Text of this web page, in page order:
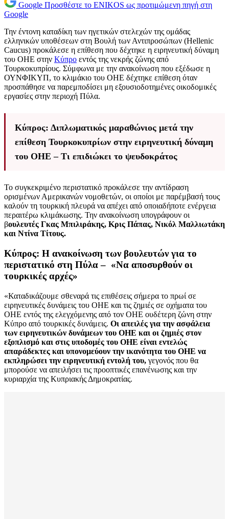
Google Προσθέστε το ENIKOS ως προτιμώμενη πηγή στη
Google
Την έντονη καταδίκη των ηγετικών στελεχών της ομάδας
ελληνικών υποθέσεων στη Βουλή των Αντιπροσώπων (Hellenic
Caucus) προκάλεσε η επίθεση που δέχτηκε η ειρηνευτική δύναμη
του ΟΗΕ στην Κύπρο εντός της νεκρής ζώνης από
Τουρκοκυπρίους. Σύμφωνα με την ανακοίνωση που εξέδωσε η
ΟΥΝΦΙΚΥΠ, το κλιμάκιο του ΟΗΕ δέχτηκε επίθεση όταν
προσπάθησε να παρεμποδίσει μη εξουσιοδοτημένες οικοδομικές
εργασίες στην περιοχή Πύλα.
Κύπρος: Διπλωματικός μαραθώνιος μετά την
επίθεση Τουρκοκυπρίων στην ειρηνευτική δύναμη
του ΟΗΕ – Τι επιδιώκει το ψευδοκράτος
Το συγκεκριμένο περιστατικό προκάλεσε την αντίδραση
ορισμένων Αμερικανών νομοθετών, οι οποίοι με παρέμβασή τους
καλούν τη τουρκική πλευρά να απέχει από οποιαδήποτε ενέργεια
περαιτέρω κλιμάκωσης. Την ανακοίνωση υπογράφουν οι
βουλευτές Γκας Μπιλιράκης, Κρις Πάπας, Νικόλ Μαλλιωτάκη
και Ντίνα Τίτους.
Κύπρος: Η ανακοίνωση των βουλευτών για το
περιστατικό στη Πύλα – «Να αποσυρθούν οι
τουρκικές αρχές»
«Καταδικάζουμε σθεναρά τις επιθέσεις σήμερα το πρωί σε
ειρηνευτικές δυνάμεις του ΟΗΕ και τις ζημιές σε οχήματα του
ΟΗΕ εντός της ελεγχόμενης από τον ΟΗΕ ουδέτερη ζώνη στην
Κύπρο από τουρκικές δυνάμεις. Οι απειλές για την ασφάλεια
των ειρηνευτικών δυνάμεων του ΟΗΕ και οι ζημιές στον
εξοπλισμό και στις υποδομές του ΟΗΕ είναι εντελώς
απαράδεκτες και υπονομεύουν την ικανότητα του ΟΗΕ να
εκπληρώσει την ειρηνευτική εντολή του, γεγονός που θα
μπορούσε να απειλήσει τις προοπτικές επανένωσης και την
κυριαρχία της Κυπριακής Δημοκρατίας.